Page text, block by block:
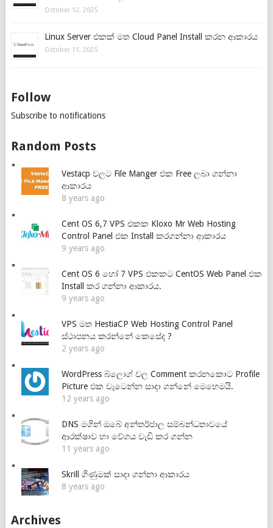
October 12, 2025
Linux Server එකක් මත Cloud Panel Install කරන ආකාරය
October 11, 2025
Follow
Subscribe to notifications
Random Posts
Vestacp වලට File Manger එක Free ලබා ගන්නා
ආකාරය
8 years ago
Cent OS 6,7 VPS එකක Kloxo Mr Web Hosting
Control Panel එක Install කරගන්නා ආකාරය
9 years ago
Cent OS 6 හෝ 7 VPS එකකට CentOS Web Panel එක
Install කර ගන්නා ආකාරය.
9 years ago
VPS මත HestiaCP Web Hosting Control Panel
ස්ථාපනය කරන්නේ කෙසේද ?
2 years ago
WordPress බ්ලොග් වල Comment කරනකොට Profile
Picture එක වැටෙන්න සාදා ගන්නේ මෙහෙමයි.
12 years ago
DNS මගින් ඔබේ අන්තර්ජාල සම්බන්ධතාවයේ
ආරක්ෂාව හා වේගය වැඩි කර ගන්න
11 years ago
Skrill ගිණුමක් සාදා ගන්නා ආකාරය
8 years ago
Archives